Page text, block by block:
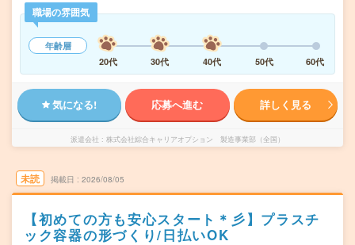
職場の雰囲気
年齢層
20代
30代 40代 50代 60代
気になる! 応募へ進む 詳しく見る
派遣会社 株式会社綜合キャリアオプション 製造事業部（全国）
未読 掲載日 2026/08/05
【初めての方も安心スタート＊彡】プラスチ
ック容器の形づくり/日払いOK